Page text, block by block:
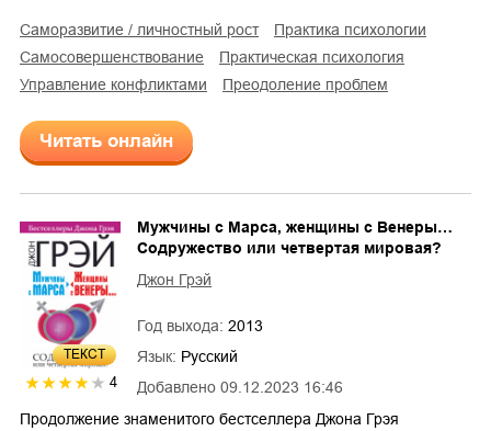
саморазвитие / личностный рост
практика психологии
самосовершенствование
практическая психология
управление конфликтами
преодоление проблем
Читать онлайн
ТЕКСТ
4 Добавлено 09.12.2023 16:46
Мужчины с Марса, женщины с Венеры…
Содружество или четвертая мировая?
Джон Грэй
Год выхода: 2013
Язык: Русский
Продолжение знаменитого бестселлера Джона Грэя